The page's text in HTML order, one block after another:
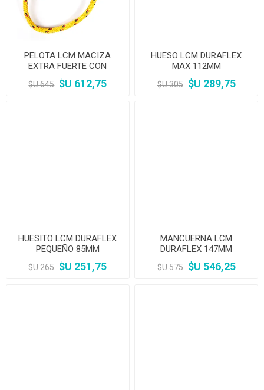
PELOTA LCM MACIZA
EXTRA FUERTE CON
CUERDA 80MM
$U 645 $U 612,75
HUESO LCM DURAFLEX
MAX 112MM
$U 305 $U 289,75
HUESITO LCM DURAFLEX
PEQUEÑO 85MM
$U 265 $U 251,75
MANCUERNA LCM
DURAFLEX 147MM
$U 575 $U 546,25